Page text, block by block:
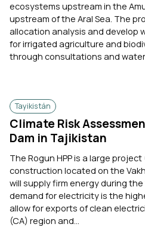
ecosystems upstream in the
upstream of the Aral Sea. The
allocation analysis and develop
for irrigated agriculture and
through consultations and
Tayikistán
Climate Risk
Dam in Tajikistan
The Rogun HPP is a large
construction located on the
will supply firm energy during
demand for electricity is the
allow for exports of clean
(CA) region and...